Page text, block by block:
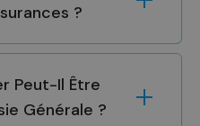
?
Peut-Il Être
Générale ?